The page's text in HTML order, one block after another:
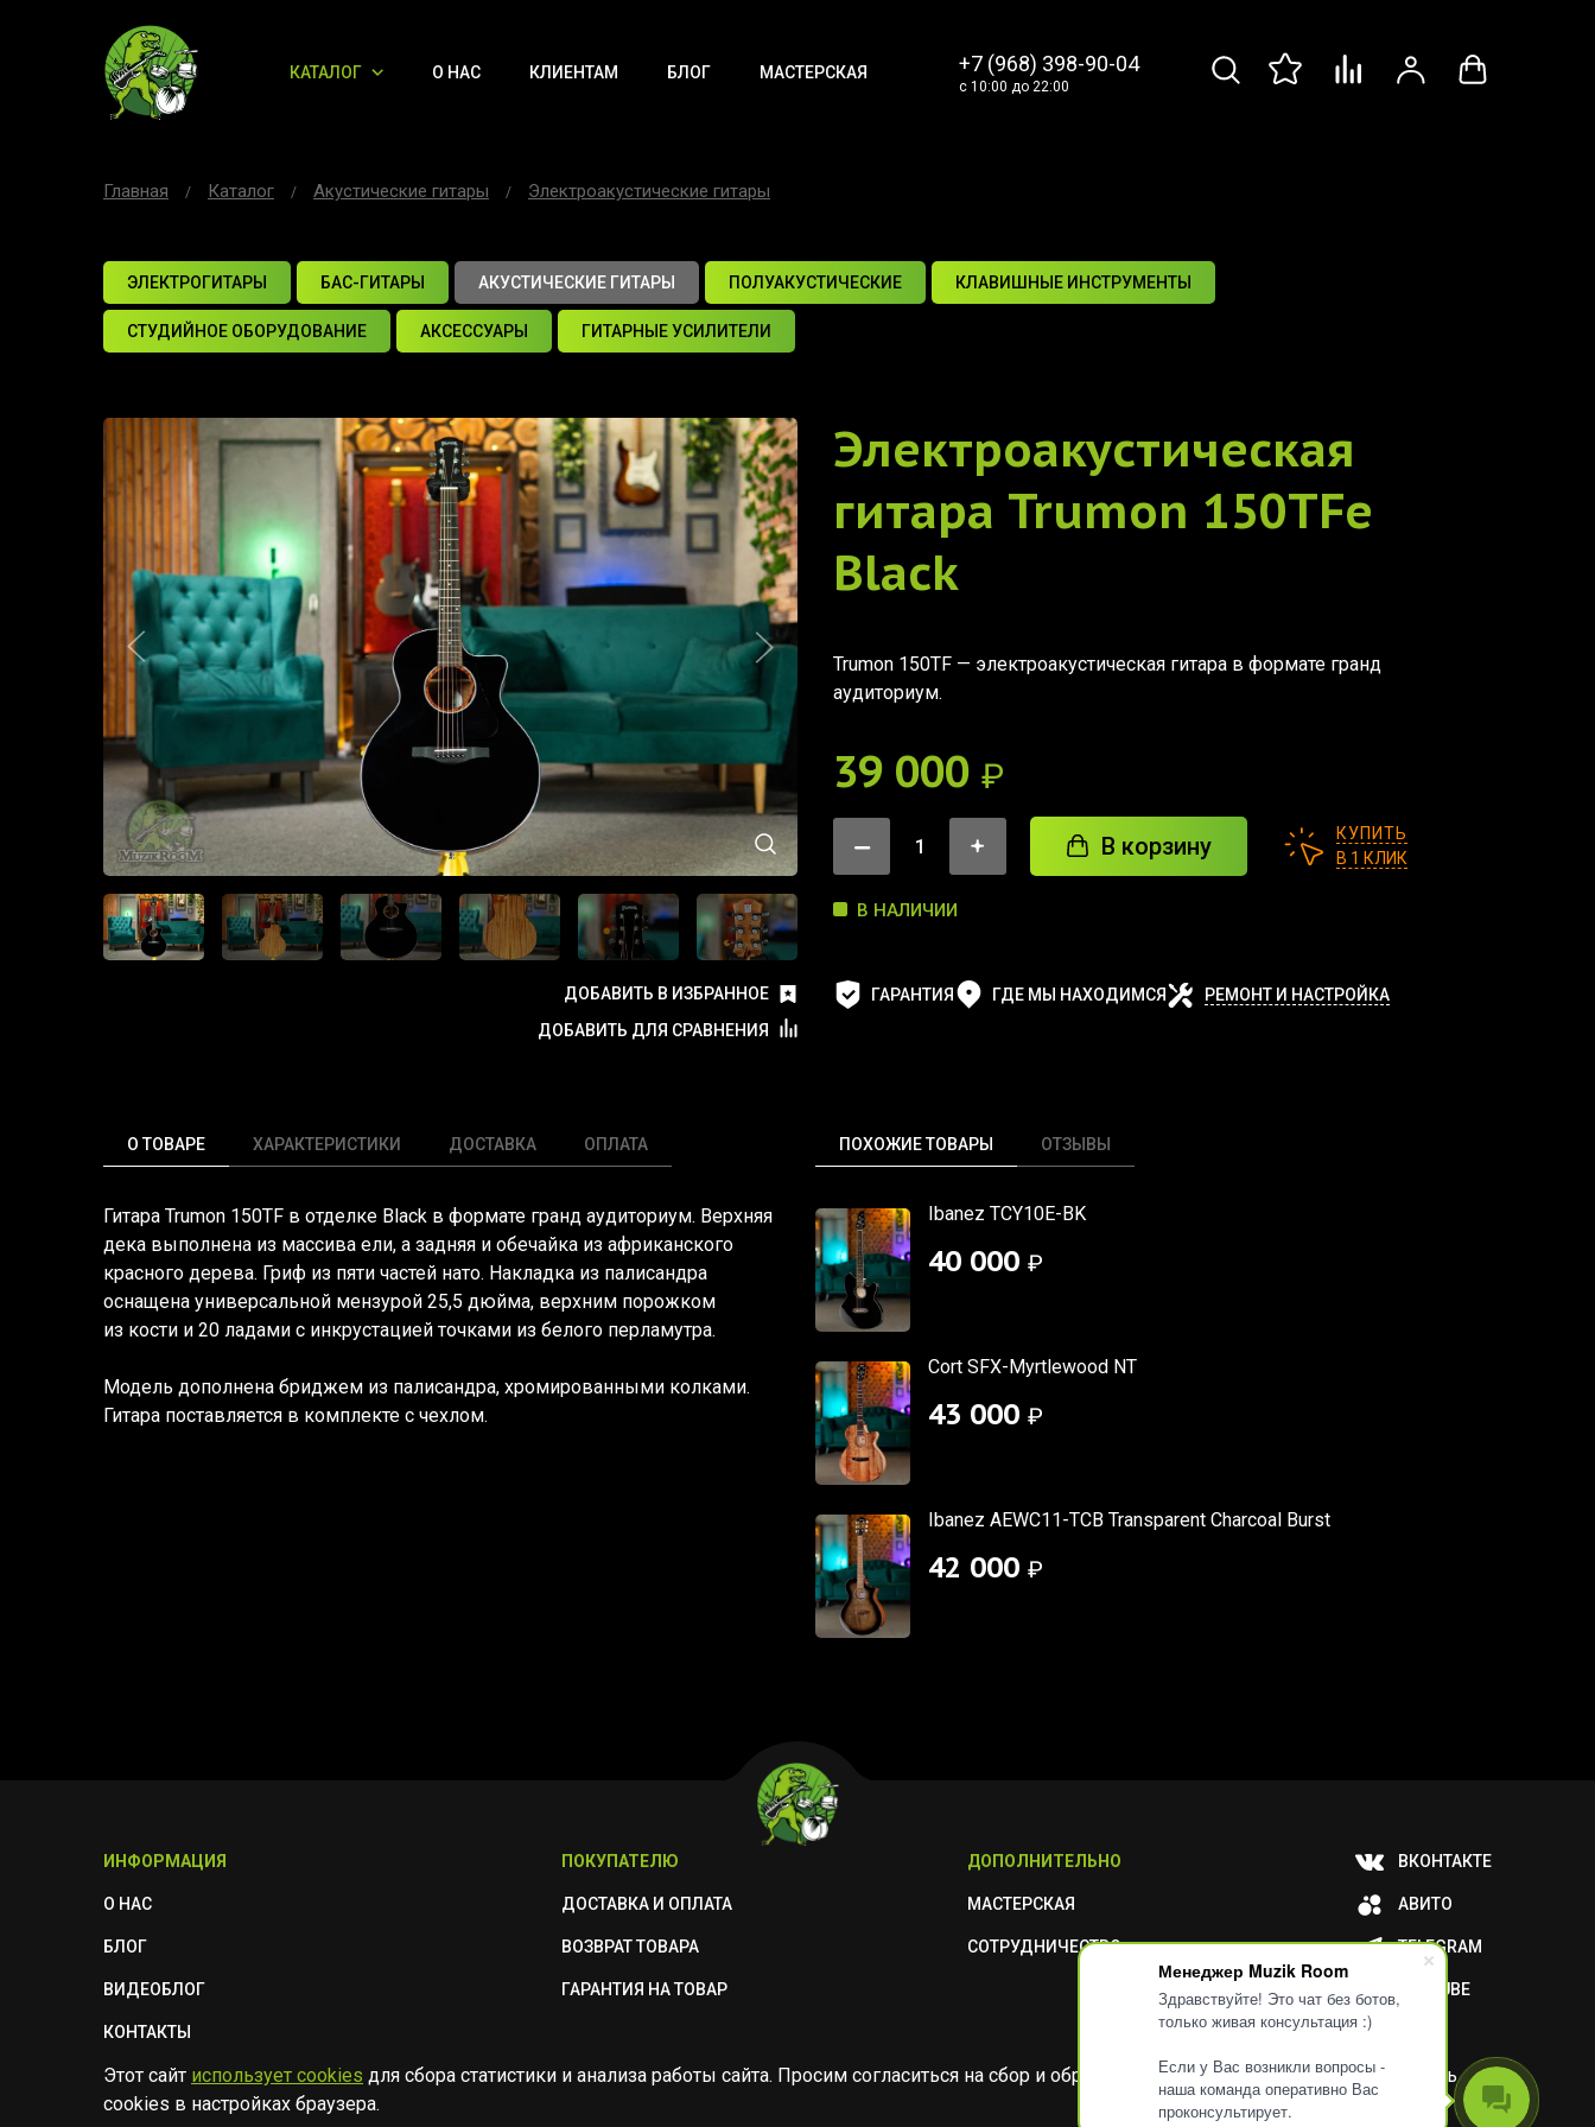
Менеджер Muzik Room
Здравствуйте! Это чат без ботов,
только живая консультация :)
Если у Вас возникли вопросы -
наша команда оперативно Вас
проконсультирует.
КАТАЛОГ О НАС КЛИЕНТАМ БЛОГ МАСТЕРСКАЯ +7 (968) 398-90-04
с 10:00 до 22:00
Главная Каталог Акустические гитары Электроакустические гитары
ЭЛЕКТРОГИТАРЫ БАС-ГИТАРЫ АКУСТИЧЕСКИЕ ГИТАРЫ ПОЛУАКУСТИЧЕСКИЕ КЛАВИШНЫЕ ИНСТРУМЕНТЫ
СТУДИЙНОЕ ОБОРУДОВАНИЕ АКСЕССУАРЫ ГИТАРНЫЕ УСИЛИТЕЛИ
ДОБАВИТЬ В ИЗБРАННОЕ
ДОБАВИТЬ ДЛЯ СРАВНЕНИЯ
Электроакустическая
гитара Trumon 150TFe
Black
Trumon 150TF — электроакустическая гитара в формате гранд
аудиториум.
39 000 ₽
В корзину
КУПИТЬ
В 1 КЛИК
В НАЛИЧИИ
ГАРАНТИЯ ГДЕ МЫ НАХОДИМСЯ РЕМОНТ И НАСТРОЙКА
О ТОВАРЕ ХАРАКТЕРИСТИКИ ДОСТАВКА ОПЛАТА
Гитара Trumon 150TF в отделке Black в формате гранд аудиториум. Верхняя
дека выполнена из массива ели, а задняя и обечайка из африканского
красного дерева. Гриф из пяти частей нато. Накладка из палисандра
оснащена универсальной мензурой 25,5 дюйма, верхним порожком
из кости и 20 ладами с инкрустацией точками из белого перламутра.
Модель дополнена бриджем из палисандра, хромированными колками.
Гитара поставляется в комплекте с чехлом.
ПОХОЖИЕ ТОВАРЫ ОТЗЫВЫ
Ibanez TCY10E-BK
40 000 ₽
Cort SFX-Myrtlewood NT
43 000 ₽
Ibanez AEWC11-TCB Transparent Charcoal Burst
42 000 ₽
ИНФОРМАЦИЯ
О НАС
БЛОГ
ВИДЕОБЛОГ
КОНТАКТЫ
ПОЛИТИКА БЕЗОПАСНОСТИ
ПОКУПАТЕЛЮ
ДОСТАВКА И ОПЛАТА
ВОЗВРАТ ТОВАРА
ГАРАНТИЯ НА ТОВАР
ДОПОЛНИТЕЛЬНО
МАСТЕРСКАЯ
СОТРУДНИЧЕСТВО
ВКОНТАКТЕ
АВИТО
TELEGRAM
YOUTUBE
Этот сайт использует cookies для сбора статистики и анализа работы сайта. Просим согласиться на сбор и обработку ваших метаданных или отключить
cookies в настройках браузера.